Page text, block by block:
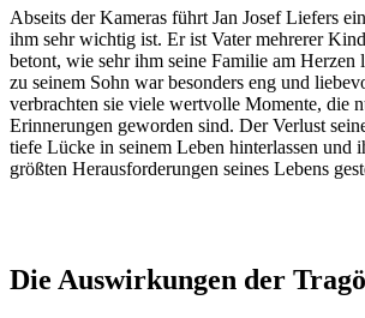
Abseits der Kameras führt Jan Josef Liefers
ihm sehr wichtig ist. Er ist Vater mehrerer
betont, wie sehr ihm seine Familie am
zu seinem Sohn war besonders eng und
verbrachten sie viele wertvolle Momente, die
Erinnerungen geworden sind. Der Verlust
tiefe Lücke in seinem Leben hinterlassen und
größten Herausforderungen seines Lebens
Die Auswirkungen der